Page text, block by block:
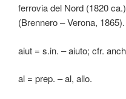
ferrovia del Nord (1820
(Brennero – Verona, 1865).
aiut = s.in. – aiuto; cfr.
al = prep. – al, allo.